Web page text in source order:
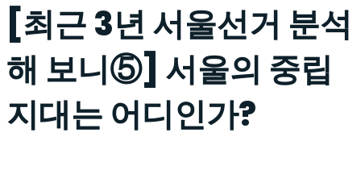
[최근 3년 서울선거 분석
해 보니⑤] 서울의 중립
지대는 어디인가?